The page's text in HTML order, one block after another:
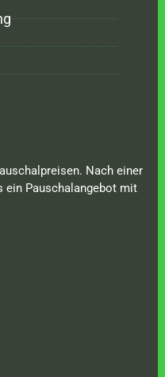
Nach einer
ein Pauschalangebot mit